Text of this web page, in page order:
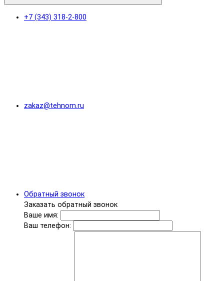
+7 (343) 318-2-800
zakaz@tehnom.ru
Обратный звонок
Заказать обратный звонок
Ваше имя:
Ваш телефон: